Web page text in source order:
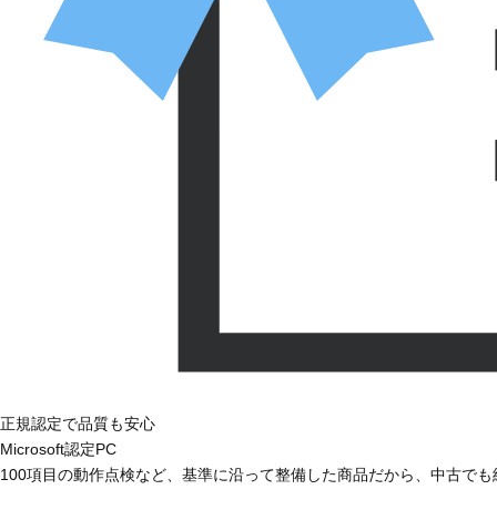
正規認定で品質も安心
Microsoft認定PC
100項目の動作点検など、基準に沿って整備した商品だから、中古で